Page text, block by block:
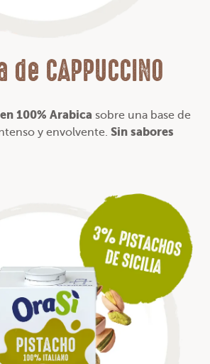
CAPPUCCINO
100% Arabica sobre una base de
y envolvente. Sin sabores